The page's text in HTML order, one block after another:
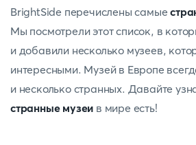
BrightSide перечислены самые
Мы посмотрели этот список, в
и добавили несколько музеев,
интересными. Музей в Европе
и несколько странных. Давайте
странные музеи в мире есть!